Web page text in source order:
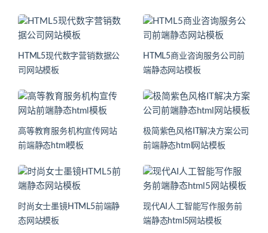
HTML5现代数字营销数据公
司网站模板
HTML5商业咨询服务公司前
端静态网站模板
高等教育服务机构宣传网站
前端静态html模板
极简紫色风格IT解决方案公司
前端静态html网站模板
时尚女士墨镜HTML5前端静
态网站模板
现代AI人工智能写作服务前
端静态html5网站模板